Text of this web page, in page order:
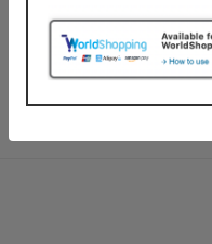
送料無料クーポンやキャン
ど、「高島屋オンラインス
たします。